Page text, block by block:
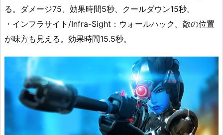
る。ダメージ75、効果時間5秒、クールダウン15秒。
・インフラサイト/Infra-Sight：ウォールハック。敵の位置
が味方も見える。効果時間15.5秒。